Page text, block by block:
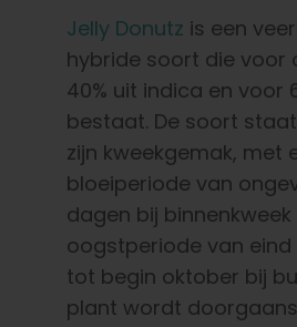
Jelly Donutz is een
hybride soort die voor
40% uit indica en voor
bestaat. De soort
zijn kweekgemak, met
bloeiperiode van
dagen bij binnenkweek
oogstperiode van
tot begin oktober bij
plant wordt doorgaans